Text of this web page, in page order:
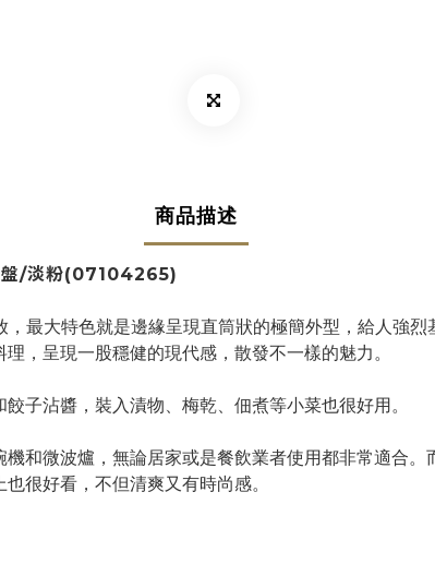
商品描述
/淡粉(07104265)
最大特色就是邊緣呈現直筒狀的極簡外型，給人強烈
，呈現一股穩健的現代感，散發不一樣的魅力。
子沾醬，裝入漬物、梅乾、佃煮等小菜也很好用。
和微波爐，無論居家或是餐飲業者使用都非常適合
很好看，不但清爽又有時尚感。